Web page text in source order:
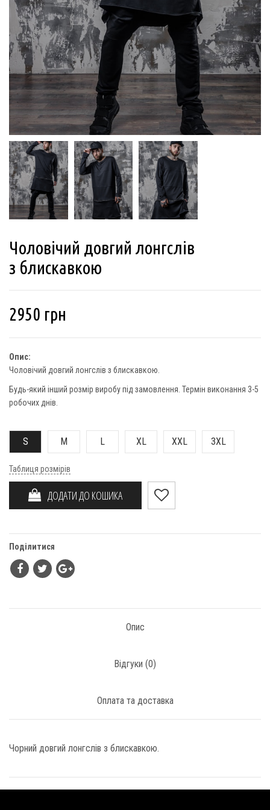
Чоловічий довгий лонгслів
з блискавкою
2950 грн
Опис:
Чоловічий довгий лонгслів з блискавкою.
Будь-який інший розмір виробу під замовлення. Термін виконання 3-5
робочих днів.
S M L XL XXL 3XL
Таблиця розмірів
ДОДАТИ ДО КОШИКА
Поділитися
Опис
Відгуки (0)
Оплата та доставка
Чорний довгий лонгслів з блискавкою.